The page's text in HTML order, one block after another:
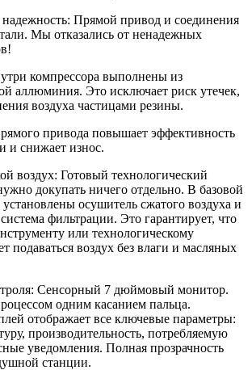
Прямой привод и соединения
Мы отказались от ненадежных
компрессора выполнены из
аллюминия. Это исключает риск утечек,
воздуха частицами резины.
привода повышает эффективность
и снижает износ.
Готовый технологический
докупать ничего отдельно. В базовой
осушитель сжатого воздуха и
фильтрации. Это гарантирует, что
или технологическому
подаваться воздух без влаги и масляных
Сенсорный 7 дюймовый монитор.
одним касанием пальца.
отображает все ключевые параметры:
производительность, потребляемую
уведомления. Полная прозрачность
станции.